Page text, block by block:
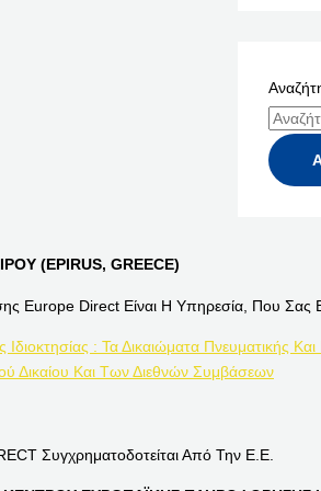
(EPIRUS, GREECE)
Europe Direct Είναι Η Υπηρεσία, Που Σας
Ιδιοκτησίας : Τα Δικαιώματα Πνευματικής
Δικαίου Και Των Διεθνών Συμβάσεων
Συγχρηματοδοτείται Από Την Ε.Ε.